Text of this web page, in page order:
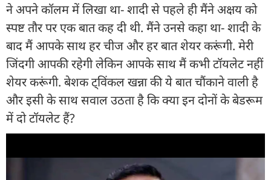
ने अपने कॉलम में लिखा था- शादी से पहले ही मैंने अक्षय को
स्पष्ट तौर पर एक बात कह दी थी. मैंने उनसे कहा था- शादी के
बाद मैं आपके साथ हर चीज और हर बात शेयर करूंगी. मेरी
जिंदगी आपकी रहेगी लेकिन आपके साथ मैं कभी टॉयलेट नहीं
शेयर करूंगी. बेशक ट्विंकल खन्ना की ये बात चौंकाने वाली है
और इसी के साथ सवाल उठता है कि क्या इन दोनों के बेडरूम
में दो टॉयलेट हैं?